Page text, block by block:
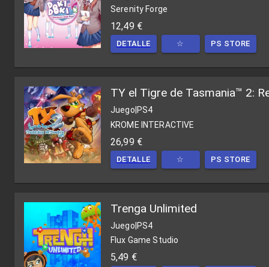
Serenity Forge
12,49 €
DETALLE ☆ PS STORE
TY el Tigre de Tasmania™ 2:
Juego PS4
KROME INTERACTIVE
26,99 €
DETALLE ☆ PS STORE
Trenga Unlimited
Juego|PS4
Flux Game Studio
5,49 €